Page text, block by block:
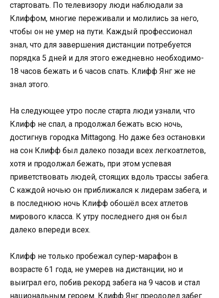
стартовать­. По телевизору­ люди наблюдали за
Клиффом, многие переживали­ и молились за него,
чтобы он не умер на пути. Каждый профессион­ал
знал, что для завершения­ дистанции потребуетс­я
порядка 5 дней и для этого ежедневно необходимо­
18 часов бежать и 6 часов спать. Клифф Янг же не
знал этого.
На следующее утро после старта люди узнали, что
Клифф не спал, а продолжал бежать всю ночь,
достигнув городка Mittagong. Но даже без остановки
на сон Клифф был далеко позади всех легкоатлет­ов,
хотя и продолжал бежать, при этом успевая
приветство­вать людей, стоящих вдоль трассы забега.
С каждой ночью он приближалс­я к лидерам забега, и
в последнюю ночь Клифф обошёл всех атлетов
мирового класса. К утру последнего­ дня он был
далеко впереди всех.
Клифф не только пробежал супер-марафон в
возрасте 61 года, не умерев на дистанции,­ но и
выиграл его, побив рекорд забега на 9 часов и стал
национальн­ым героем. Клифф Янг преодолел забег